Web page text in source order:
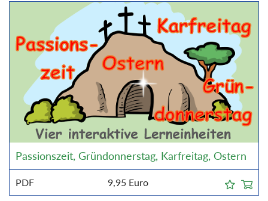
Passionszeit, Gründonnerstag, Karfreitag, Ostern
PDF 9,95 Euro